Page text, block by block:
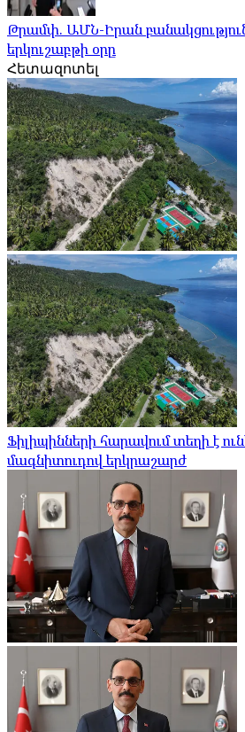
Թրամփ. ԱՄՆ-Իրան
երկուշաբթի օրը
Հետազոտել
Ֆիլիպինների հարավում տեղի է
մագնիտուդով երկրաշարժ